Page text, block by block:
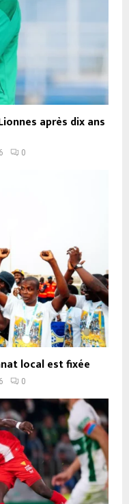
après dix ans
0
local est fixée
0